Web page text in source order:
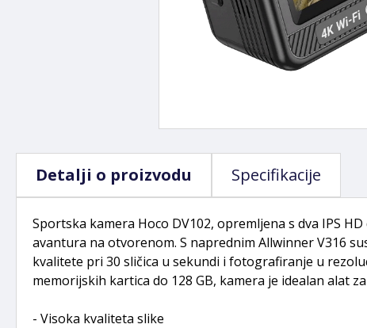
Detalji o proizvodu Specifikacije
Sportska kamera Hoco DV102, opremljena s dva IPS
avantura na otvorenom. S naprednim Allwinner V316
kvalitete pri 30 sličica u sekundi i fotografiranje u
memorijskih kartica do 128 GB, kamera je idealan alat
- Visoka kvaliteta slike